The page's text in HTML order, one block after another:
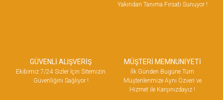
Yakından Tanıma Fırsatı Sunuyor !
GÜVENLİ ALIŞVERİŞ
Ekibimiz 7/24 Sizler İçin Sitemizin
Güvenliğini Sağlıyor !
MÜŞTERİ MEMNUNİYETİ
İlk Günden Bugüne Tüm
Müşterilerimize Aynı Özveri ve
Hizmet ile Karşınızdayız !